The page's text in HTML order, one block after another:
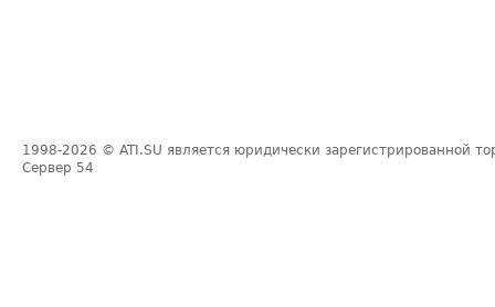
1998-2026 © ATI.SU является юридически зарегистрированной
Сервер 54